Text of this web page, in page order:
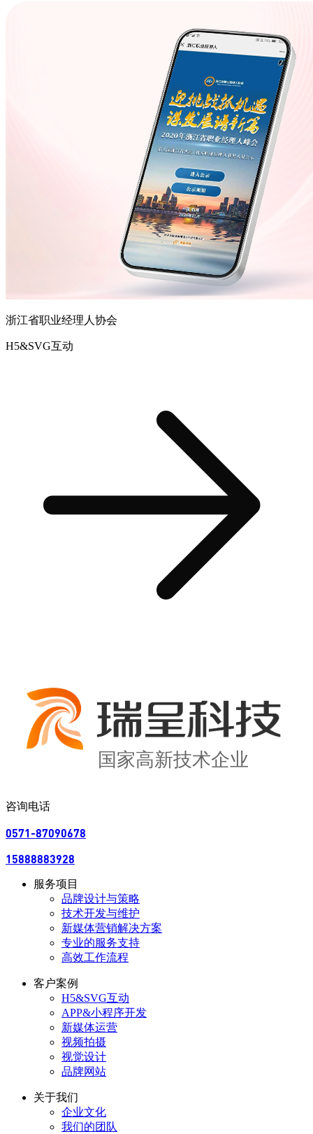
浙江省职业经理人协会
H5&SVG互动
国家高新技术企业
咨询电话
0571-87090678
15888883928
服务项目
品牌设计与策略
技术开发与维护
新媒体营销解决方案
专业的服务支持
高效工作流程
客户案例
H5&SVG互动
APP&小程序开发
新媒体运营
视频拍摄
视觉设计
品牌网站
关于我们
企业文化
我们的团队